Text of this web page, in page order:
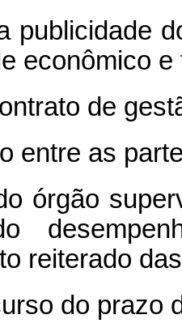
publicidade
econômico e
de
entre as
órgão
reiterado
do prazo